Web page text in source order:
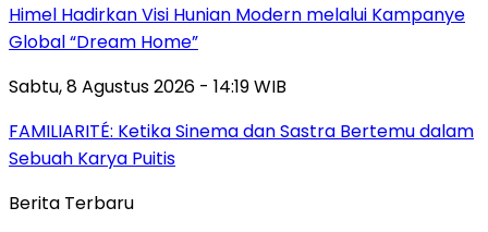
Himel Hadirkan Visi Hunian Modern melalui Kampanye
Global “Dream Home”
Sabtu, 8 Agustus 2026 - 14:19 WIB
FAMILIARITÉ: Ketika Sinema dan Sastra Bertemu dalam
Sebuah Karya Puitis
Berita Terbaru